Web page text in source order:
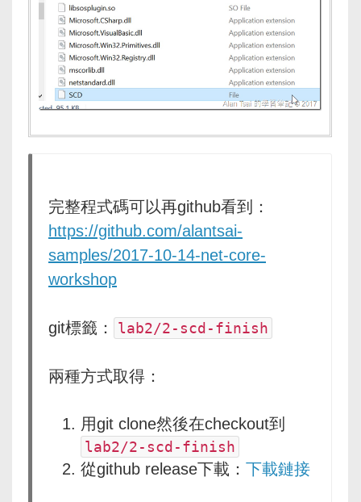
完整程式碼可以再github看到：
https://github.com/alantsai-
samples/2017-10-14-net-core-
workshop
git標籤： lab2/2-scd-finish
兩種方式取得：
用git clone然後在checkout到
lab2/2-scd-finish
從github release下載： 下載鏈接